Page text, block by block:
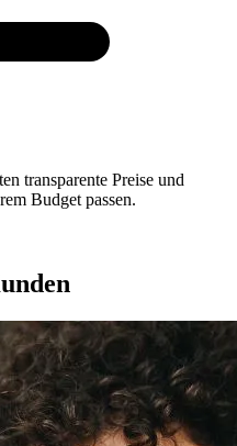
transparente Preise und
Budget passen.